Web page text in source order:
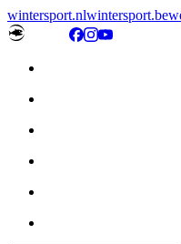
wintersport.nlwintersport.be